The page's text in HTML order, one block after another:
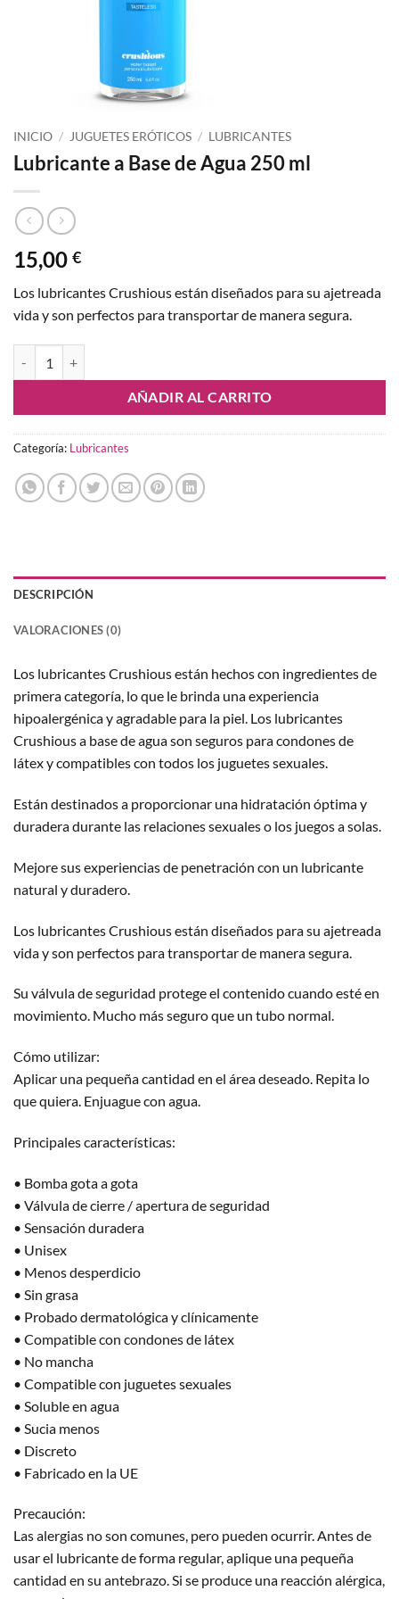
INICIO / JUGUETES ERÓTICOS / LUBRICANTES
Lubricante a Base de Agua 250 ml
15,00 €
Los lubricantes Crushious están diseñados para su ajetreada
vida y son perfectos para transportar de manera segura.
AÑADIR AL CARRITO
Categoría: Lubricantes
DESCRIPCIÓN
VALORACIONES (0)
Los lubricantes Crushious están hechos con ingredientes de
primera categoría, lo que le brinda una experiencia
hipoalergénica y agradable para la piel. Los lubricantes
Crushious a base de agua son seguros para condones de
látex y compatibles con todos los juguetes sexuales.
Están destinados a proporcionar una hidratación óptima y
duradera durante las relaciones sexuales o los juegos a solas.
Mejore sus experiencias de penetración con un lubricante
natural y duradero.
Los lubricantes Crushious están diseñados para su ajetreada
vida y son perfectos para transportar de manera segura.
Su válvula de seguridad protege el contenido cuando esté en
movimiento. Mucho más seguro que un tubo normal.
Cómo utilizar:
Aplicar una pequeña cantidad en el área deseado. Repita lo
que quiera. Enjuague con agua.
Principales características:
• Bomba gota a gota
• Válvula de cierre / apertura de seguridad
• Sensación duradera
• Unisex
• Menos desperdicio
• Sin grasa
• Probado dermatológica y clínicamente
• Compatible con condones de látex
• No mancha
• Compatible con juguetes sexuales
• Soluble en agua
• Sucia menos
• Discreto
• Fabricado en la UE
Precaución:
Las alergias no son comunes, pero pueden ocurrir. Antes de
usar el lubricante de forma regular, aplique una pequeña
cantidad en su antebrazo. Si se produce una reacción alérgica,